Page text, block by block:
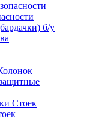
б/у
Стоек